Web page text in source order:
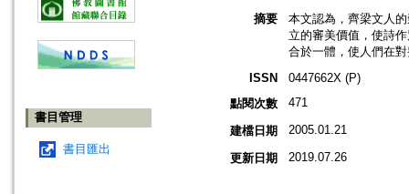
書目管理
書目匯出
摘要
本文認為，齊梁文人
立的審美價值，使詩
合於一體，使人們在
ISSN
0447662X (P)
點閱次數
471
建檔日期 2005.01.21
更新日期 2019.07.26